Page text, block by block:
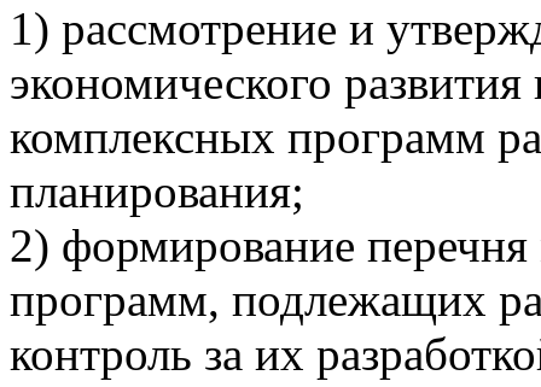
1) рассмотрение и
экономического развития
комплексных программ
планирования;
2) формирование
программ, подлежащих
контроль за их